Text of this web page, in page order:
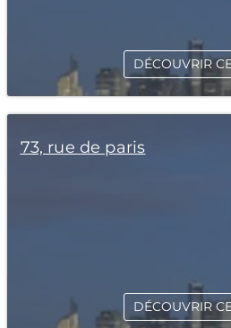
DÉCOUVRIR
73, rue de paris
DÉCOUVRIR